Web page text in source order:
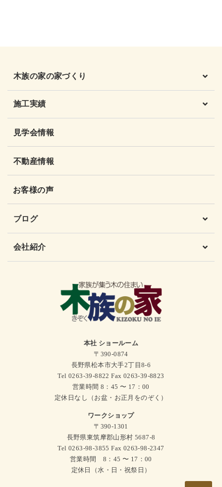
木族の家の家づくり
施工実績
見学会情報
不動産情報
お客様の声
ブログ
会社紹介
本社 ショールーム
〒390-0874
長野県松本市大手2丁目8-6
Tel 0263-39-8822 Fax 0263-39-8823
営業時間 8：45 〜 17：00
定休日なし（お盆・お正月をのぞく）
ワークショップ
〒390-1301
長野県東筑摩郡山形村 5687-8
Tel 0263-98-3855 Fax 0263-98-2347
営業時間 8：45 〜 17：00
定休日（水・日・祝祭日）